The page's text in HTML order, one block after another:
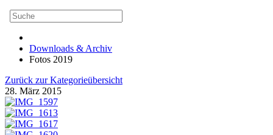
Downloads & Archiv
Fotos 2019
Zurück zur Kategorieübersicht
28. März 2015